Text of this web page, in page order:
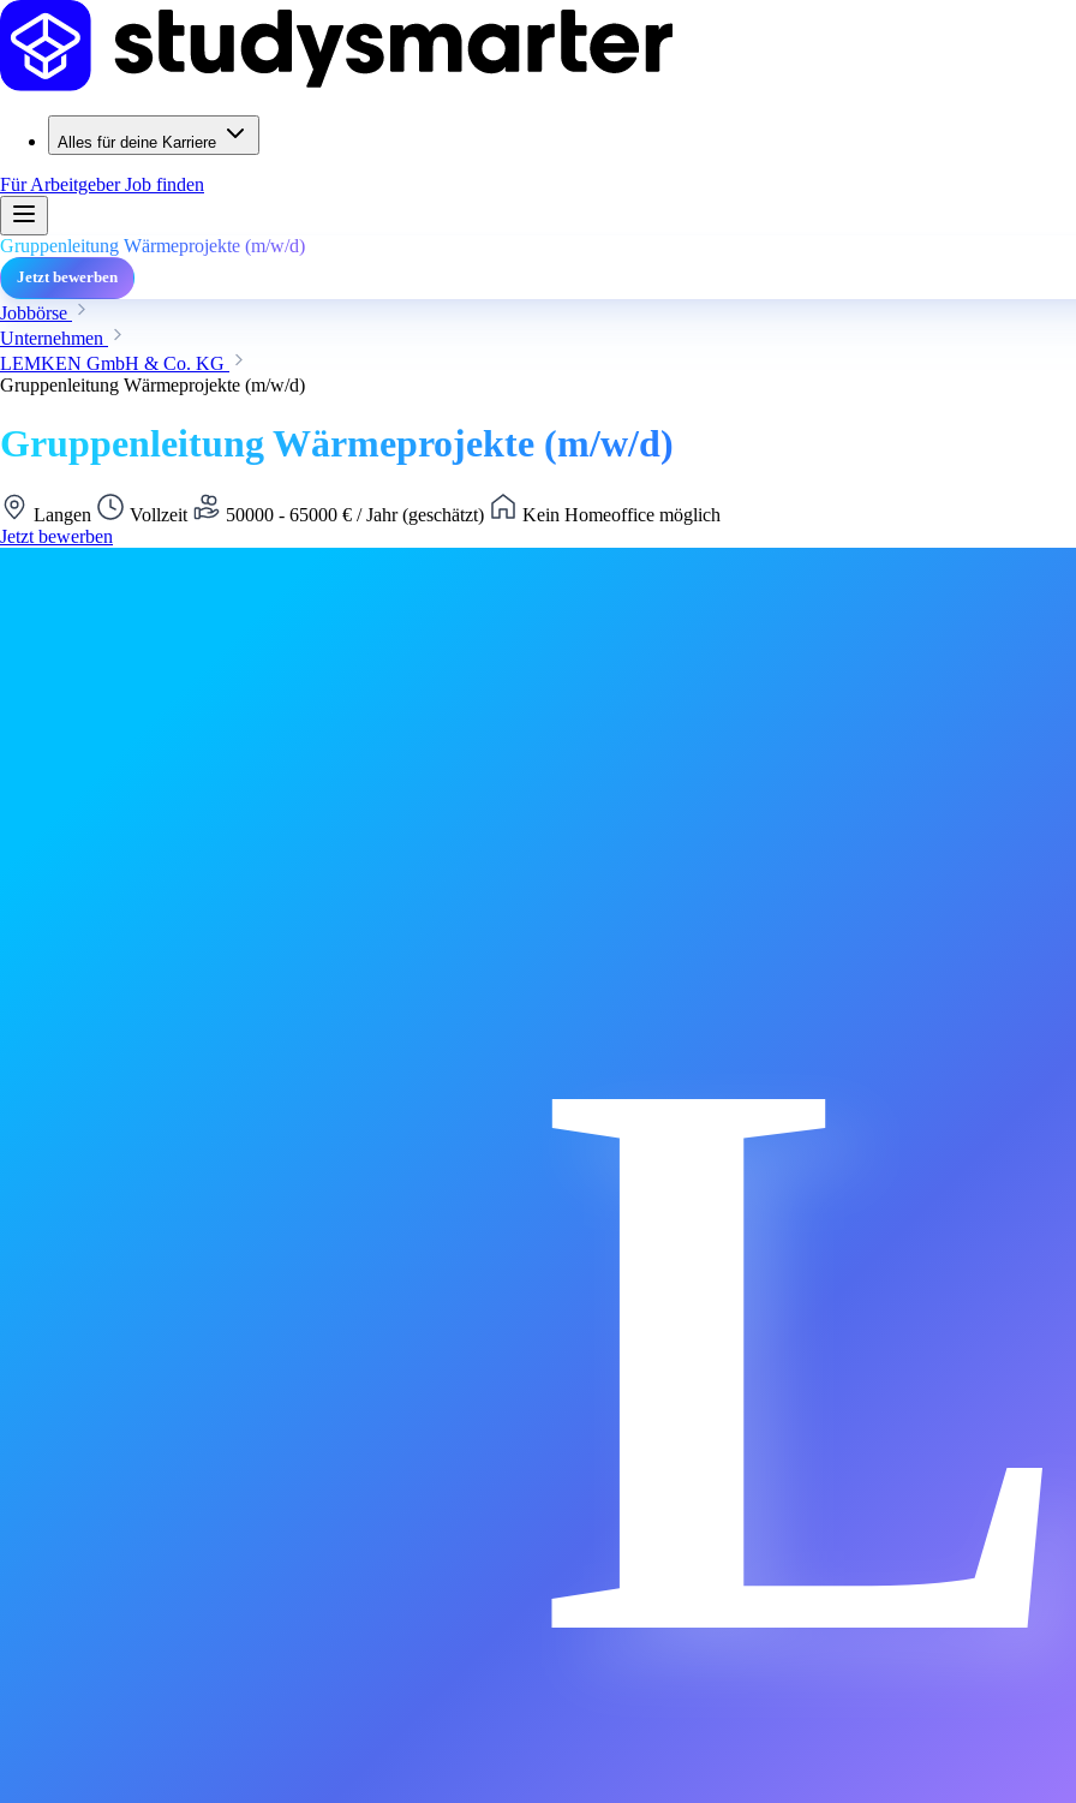
Alles für deine Karriere
Für ArbeitgeberJob finden
Gruppenleitung Wärmeprojekte (m/w/d)
Jetzt bewerben
Jobbörse
Unternehmen
LEMKEN GmbH & Co. KG
Gruppenleitung Wärmeprojekte (m/w/d)
Gruppenleitung Wärmeprojekte (m/w/d)
Langen Vollzeit 50000 - 65000 € / Jahr (geschätzt)
Kein Homeoffice möglich
Jetzt bewerben
L